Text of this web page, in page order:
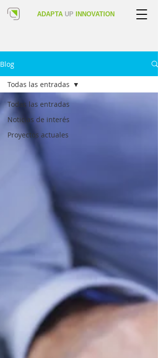
ADAPTA UP INNOVATION
Blog
Todas las entradas
Noticias de interés
Proyectos actuales
Todas las entradas